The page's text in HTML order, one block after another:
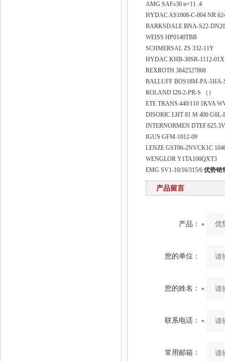
AMG SAFs30 n=11 .4
HYDAC AS1008-C-004 NR
BARKSDALE BNA-S22-
WEISS HP0140TBB
SCHMERSAL ZS 332-11Y
HYDAC KHB-30SR-1112-
REXROTH 3842527868
BALLUFF BOS18M-PA-
ROLAND I20-2-PR-S （）
ETE TRANS.440/110 1KVA
DISORIC LHT 81 M 400
INTERNORMEN
IGUS GFM-1012-09
LENZE GST06-2NVCK1C
WENGLOR Y1TA100QXT3
EMG SV1-10/16/315/6优势销
产品留言
产品：
您的单位：
您的姓名：
联系电话：
常用邮箱：